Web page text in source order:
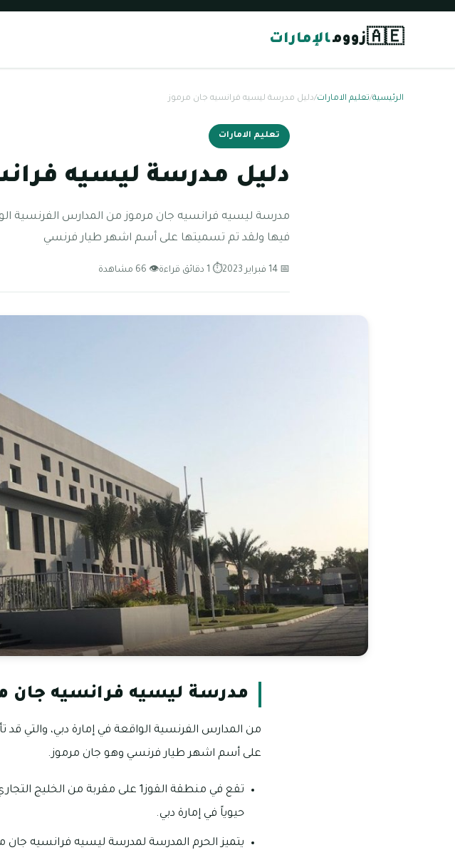
🇦🇪زوومالإمارات
الرئيسية/تعليم الامارات/دليل مدرسة ليسيه فرانسيه جان مرموز
تعليم الامارات
دليل مدرسة ليسيه
فيها ولقد تم تسميتها على أسم اشهر طيار فرنسي
📅 14 فبراير 2023 ⏱ 1 دقائق قراءة 👁 66 مشاهدة
مدرسة ليسيه فرانسيه جان
على أسم اشهر طيار فرنسي وهو جان مرموز.
تقع في منطقة القوز1 على مقربة
حيوياً في إمارة دبي.
يتميز الحرم المدرسة لمدرسة ليسيه فرانسيه جان